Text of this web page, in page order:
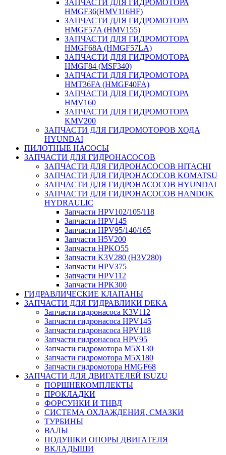
ЗАПЧАСТИ ДЛЯ ГИДРОМОТОРА
HMGF36(HMV116HF)
ЗАПЧАСТИ ДЛЯ ГИДРОМОТОРА
HMGF57A (HMV155)
ЗАПЧАСТИ ДЛЯ ГИДРОМОТОРА
HMGF68A (HMGF57LA)
ЗАПЧАСТИ ДЛЯ ГИДРОМОТОРА
HMGF84 (MSF340)
ЗАПЧАСТИ ДЛЯ ГИДРОМОТОРА
HMT36FA (HMGF40FA)
ЗАПЧАСТИ ДЛЯ ГИДРОМОТОРА
HMV160
ЗАПЧАСТИ ДЛЯ ГИДРОМОТОРА
KMV200
ЗАПЧАСТИ ДЛЯ ГИДРОМОТОРОВ ХОДА
HYUNDAI
ПИЛОТНЫЕ НАСОСЫ
ЗАПЧАСТИ ДЛЯ ГИДРОНАСОСОВ
ЗАПЧАСТИ ДЛЯ ГИДРОНАСОСОВ HITACHI
ЗАПЧАСТИ ДЛЯ ГИДРОНАСОСОВ KOMATSU
ЗАПЧАСТИ ДЛЯ ГИДРОНАСОСОВ HYUNDAI
ЗАПЧАСТИ ДЛЯ ГИДРОНАСОСОВ HANDOK
HYDRAULIC
Запчасти HPV102/105/118
Запчасти HPV145
Запчасти HPV95/140/165
Запчасти H5V200
Запчасти HPKO55
Запчасти K3V280 (H3V280)
Запчасти HPV375
Запчасти HPV112
Запчасти HPK300
ГИДРАВЛИЧЕСКИЕ КЛАПАНЫ
ЗАПЧАСТИ ДЛЯ ГИДРАВЛИКИ DEKA
Запчасти гидронасоса K3V112
Запчасти гидронасоса HPV145
Запчасти гидронасоса HPV118
Запчасти гидронасоса HPV95
Запчасти гидромотора M5X130
Запчасти гидромотора M5X180
Запчасти гидромотора HMGF68
ЗАПЧАСТИ ДЛЯ ДВИГАТЕЛЕЙ ISUZU
ПОРШНЕКОМПЛЕКТЫ
ПРОКЛАДКИ
ФОРСУНКИ И ТНВД
СИСТЕМА ОХЛАЖДЕНИЯ, СМАЗКИ
ТУРБИНЫ
ВАЛЫ
ПОДУШКИ ОПОРЫ ДВИГАТЕЛЯ
ВКЛАДЫШИ